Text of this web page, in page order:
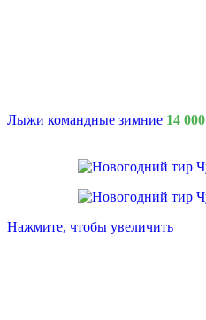
Лыжи командные зимние 14 000
Нажмите, чтобы увеличить